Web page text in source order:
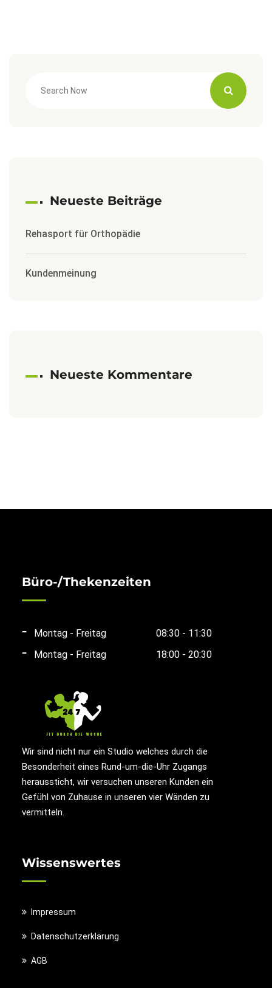
Neueste Beiträge
Rehasport für Orthopädie
Kundenmeinung
Neueste Kommentare
Büro-/Thekenzeiten
Montag - Freitag
08:30 - 11:30
Montag - Freitag
18:00 - 20:30
Wir sind nicht nur ein Studio welches durch die
Besonderheit eines Rund-um-die-Uhr Zugangs
heraussticht, wir versuchen unseren Kunden ein
Gefühl von Zuhause in unseren vier Wänden zu
vermitteln.
Wissenswertes
Impressum
Datenschutzerklärung
AGB